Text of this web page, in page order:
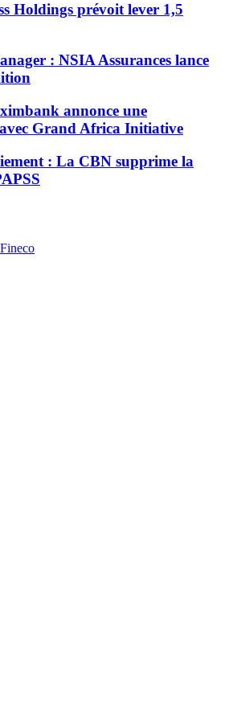
Holdings prévoit lever 1,5
: NSIA Assurances lance
annonce une
Grand Africa Initiative
: La CBN supprime la